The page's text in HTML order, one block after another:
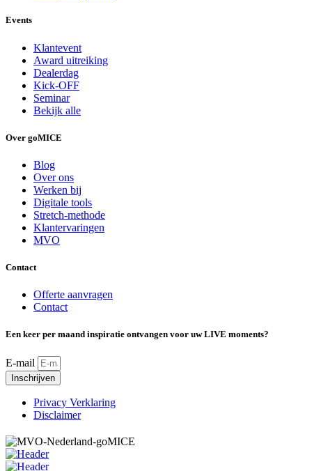
Events
Klantevent
Award uitreiking
Dealerdag
Kick-OFF
Seminar
Bekijk alle
Over goMICE
Blog
Over ons
Werken bij
Digitale tools
Stretch-methode
Klantervaringen
MVO
Contact
Offerte aanvragen
Contact
Een keer per maand inspiratie ontvangen voor uw LIVE moments?
E-mail
Inschrijven
Privacy Verklaring
Disclaimer